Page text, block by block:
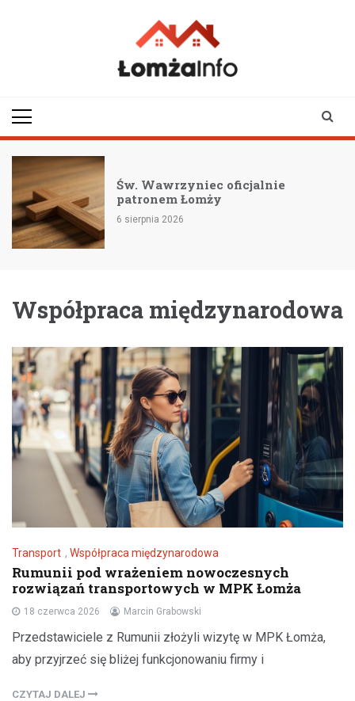
Św. Wawrzyniec oficjalnie
patronem Łomży
6 sierpnia 2026
Współpraca międzynarodowa
Transport , Współpraca międzynarodowa
Rumunii pod wrażeniem nowoczesnych
rozwiązań transportowych w MPK Łomża
18 czerwca 2026 Marcin Grabowski
Przedstawiciele z Rumunii złożyli wizytę w MPK Łomża,
aby przyjrzeć się bliżej funkcjonowaniu firmy i
CZYTAJ DALEJ